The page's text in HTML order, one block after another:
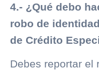
4.- ¿Qué debo
robo de
de Crédito
Debes reportar el